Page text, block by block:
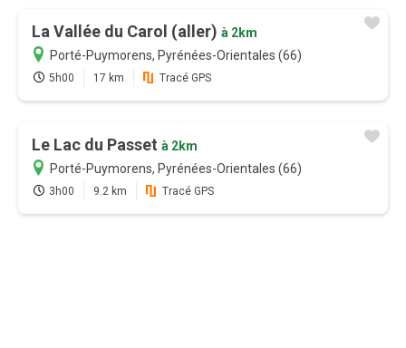
La Vallée du Carol (aller) à 2km
Porté-Puymorens, Pyrénées-Orientales (66)
5h00 17 km Tracé GPS
Le Lac du Passet à 2km
Porté-Puymorens, Pyrénées-Orientales (66)
3h00 9.2 km Tracé GPS
Version payante
Accès garantie sans attente aux
19000 sentiers de randonnées